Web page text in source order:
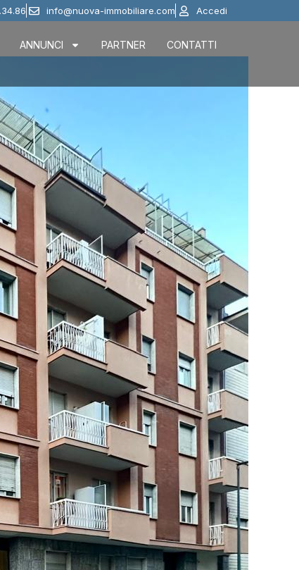
info@nuova-immobiliare.com Accedi
ANNUNCI PARTNER CONTATTI